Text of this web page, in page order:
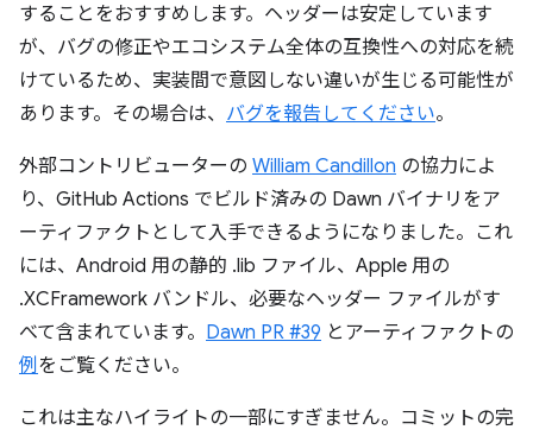
することをおすすめします。ヘッダーは安定しています
が、バグの修正やエコシステム全体の互換性への対応を続
けているため、実装間で意図しない違いが生じる可能性が
あります。その場合は、 バグを報告してください。
外部コントリビューターの William Candillon の協力によ
り、GitHub Actions でビルド済みの Dawn バイナリをア
ーティファクトとして入手できるようになりました。これ
には、Android 用の静的 .lib ファイル、Apple 用の
.XCFramework バンドル、必要なヘッダー ファイルがす
べて含まれています。 Dawn PR #39 とアーティファクトの
例をご覧ください。
これは主なハイライトの一部にすぎません。コミットの完